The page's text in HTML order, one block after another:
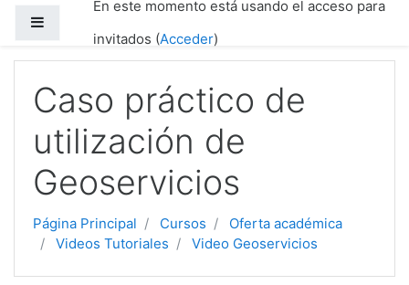
Salta al contenido principalEn este momento está usando el acceso para
invitados (Acceder)
Caso práctico de
utilización de
Geoservicios
Página Principal Cursos
Oferta académica
Videos Tutoriales
Video Geoservicios